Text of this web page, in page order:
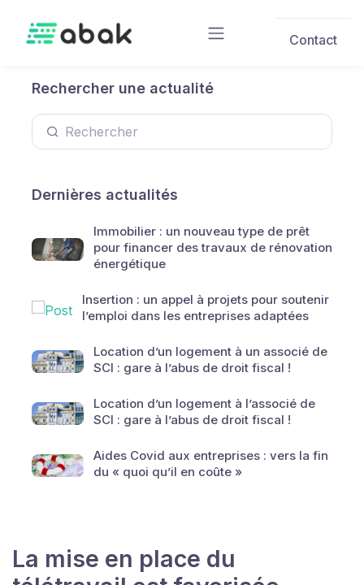
Contact
Rechercher une actualité
Dernières actualités
Immobilier : un nouveau type de prêt
pour financer des travaux de rénovation
énergétique
Insertion : un appel à projets pour soutenir
l’emploi dans les entreprises adaptées
Location d’un logement à un associé de
SCI : gare à l’abus de droit fiscal !
Location d’un logement à l’associé de
SCI : gare à l’abus de droit fiscal !
Aides Covid aux entreprises : vers la fin
du « quoi qu’il en coûte »
La mise en place du